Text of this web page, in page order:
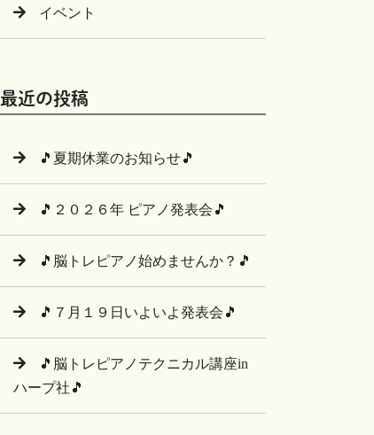
イベント
最近の投稿
🎵夏期休業のお知らせ🎵
🎵２０２６年 ピアノ発表会🎵
🎵脳トレピアノ始めませんか？🎵
🎵７月１９日いよいよ発表会🎵
🎵脳トレピアノテクニカル講座in
ハープ社🎵